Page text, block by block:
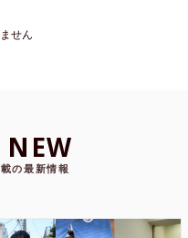
せん
の最新情報